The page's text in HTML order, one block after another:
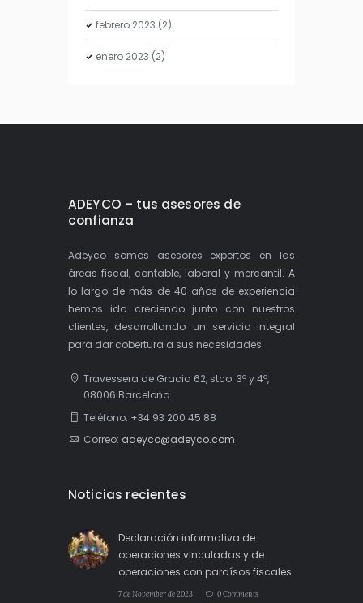
febrero 2023 (2)
enero 2023 (2)
ADEYCO – tus asesores de
confianza
Adeyco somos asesores expertos en las
áreas fiscal, contable, laboral y mercantil. A
lo largo de más de 40 años de experiencia
hemos ido creciendo junto con nuestros
clientes, desarrollando un servicio integral
para dar cobertura a sus necesidades.
Travessera de Gracia 62, stco. 3º y 4º,
08006 Barcelona
Teléfono: +34 93 200 45 88
Correo: adeyco@adeyco.com
Noticias recientes
Declaración informativa de
operaciones vinculadas y de
operaciones con paraísos fiscales
7 de November de 2023 0 Comments